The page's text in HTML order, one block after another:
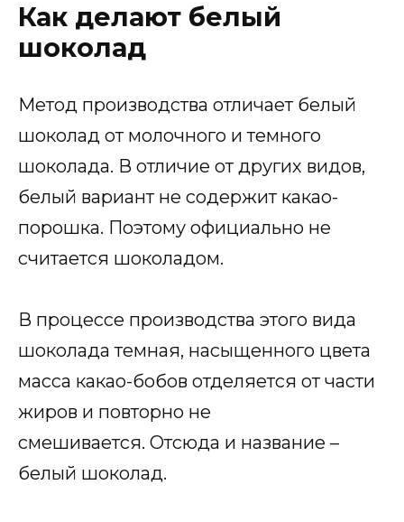
Как делают белый
шоколад
Метод производства отличает белый
шоколад от молочного и темного
шоколада. В отличие от других видов,
белый вариант не содержит какао-
порошка. Поэтому официально не
считается шоколадом.
В процессе производства этого вида
шоколада темная, насыщенного цвета
масса какао-бобов отделяется от части
жиров и повторно не
смешивается. Отсюда и название –
белый шоколад.